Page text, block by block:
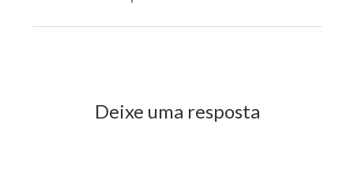
Deixe uma resposta